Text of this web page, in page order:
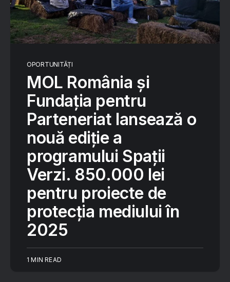
OPORTUNITĂȚI
MOL România și
Fundația pentru
Parteneriat lansează o
nouă ediție a
programului Spații
Verzi. 850.000 lei
pentru proiecte de
protecția mediului în
2025
1 MIN READ